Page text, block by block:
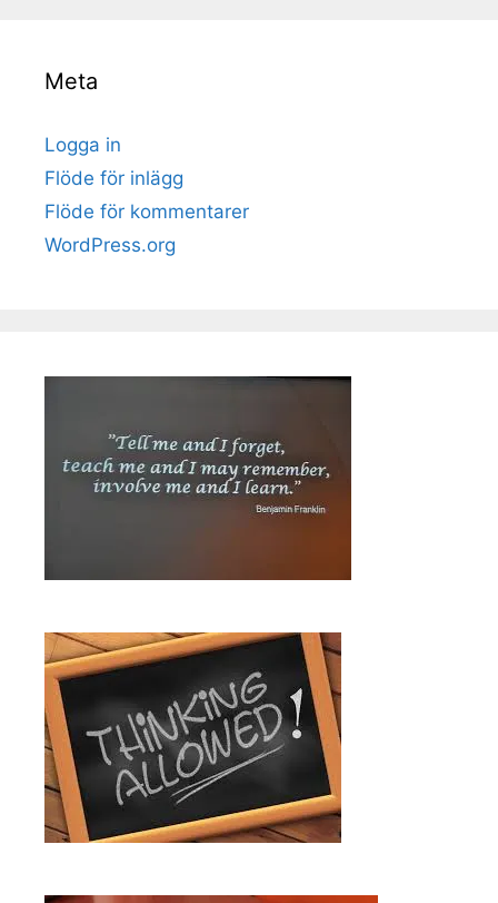
Meta
Logga in
Flöde för inlägg
Flöde för kommentarer
WordPress.org